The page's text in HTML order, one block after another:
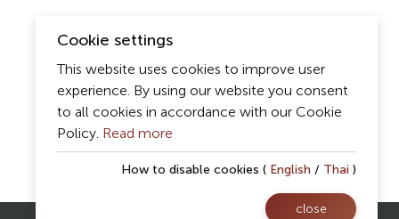
Cookie settings
This website uses cookies to improve user
experience. By using our website you consent
to all cookies in accordance with our Cookie
Policy. Read more
How to disable cookies ( English / Thai)
close